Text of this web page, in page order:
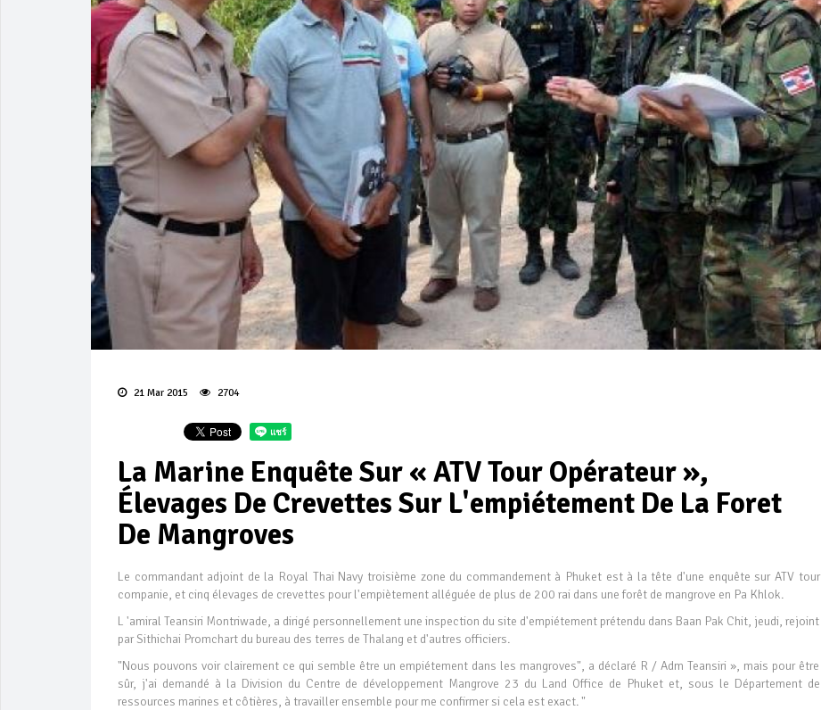
21 Mar 2015 2704
La Marine Enquête Sur « ATV Tour Opérateur »,
Élevages De Crevettes Sur L'empiétement De La Foret
De Mangroves
Le commandant adjoint de la Royal Thai Navy troisième zone du commandement à Phuket est à la tête d'une enquête sur ATV tour
companie, et cinq élevages de crevettes pour l'empiètement alléguée de plus de 200 rai dans une forêt de mangrove en Pa Khlok.
L 'amiral Teansiri Montriwade, a dirigé personnellement une inspection du site d'empiétement prétendu dans Baan Pak Chit, jeudi, rejoint
par Sithichai Promchart du bureau des terres de Thalang et d'autres officiers.
"Nous pouvons voir clairement ce qui semble être un empiétement dans les mangroves", a déclaré R / Adm Teansiri », mais pour être
sûr, j'ai demandé à la Division du Centre de développement Mangrove 23 du Land Office de Phuket et, sous le Département de
ressources marines et côtières, à travailler ensemble pour me confirmer si cela est exact. "